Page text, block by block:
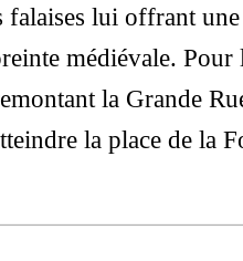
falaises lui offrant
médiévale.
la Grande
la place de la